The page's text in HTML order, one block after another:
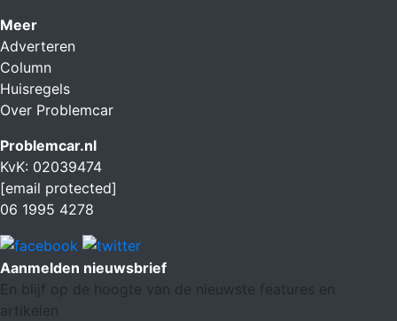
Meer
Adverteren
Column
Huisregels
Over Problemcar
Problemcar.nl
KvK: 02039474
[email protected]
06 1995 4278
Aanmelden nieuwsbrief
En blijf op de hoogte van de nieuwste features en
artikelen